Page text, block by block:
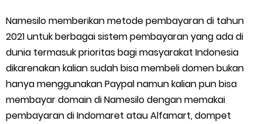
Namesilo memberikan metode pembayaran di tahun
2021 untuk berbagai sistem pembayaran yang ada di
dunia termasuk prioritas bagi masyarakat Indonesia
dikarenakan kalian sudah bisa membeli domen bukan
hanya menggunakan Paypal namun kalian pun bisa
membayar domain di Namesilo dengan memakai
pembayaran di Indomaret atau Alfamart, dompet